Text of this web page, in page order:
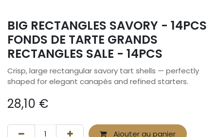
BIG RECTANGLES SAVORY - 14PCS
FONDS DE TARTE GRANDS
RECTANGLES SALE - 14PCS
Crisp, large rectangular savory tart shells — perfectly
shaped for elegant canapés and refined starters.
28,10 €
Ajouter au panier